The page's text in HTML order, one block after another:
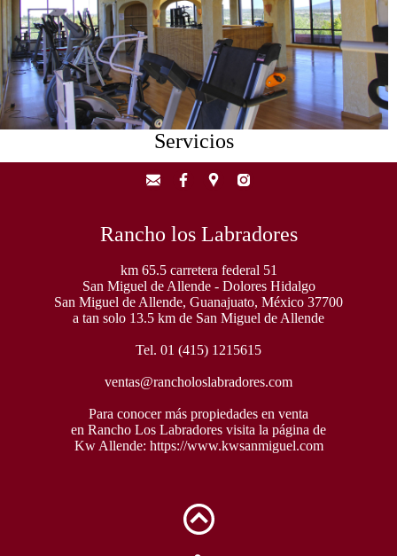
Servicios
Rancho los Labradores
km 65.5 carretera federal 51
San Miguel de Allende - Dolores Hidalgo
San Miguel de Allende, Guanajuato, México 37700
a tan solo 13.5 km de San Miguel de Allende
Tel. 01 (415) 1215615
ventas@rancholoslabradores.com
Para conocer más propiedades en venta
en Rancho Los Labradores visita la página de
Kw Allende: https://www.kwsanmiguel.com